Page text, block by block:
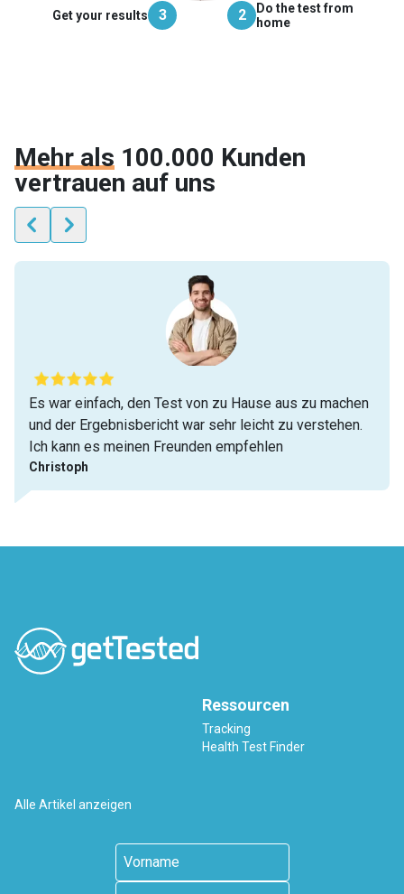
Get your results 3 2
Do the test from
home
Mehr als 100.000 Kunden
vertrauen auf uns
Es war einfach, den Test von zu Hause aus zu machen
und der Ergebnisbericht war sehr leicht zu verstehen.
Ich kann es meinen Freunden empfehlen
Christoph
Ressourcen
Tracking
Health Test Finder
Alle Artikel anzeigen